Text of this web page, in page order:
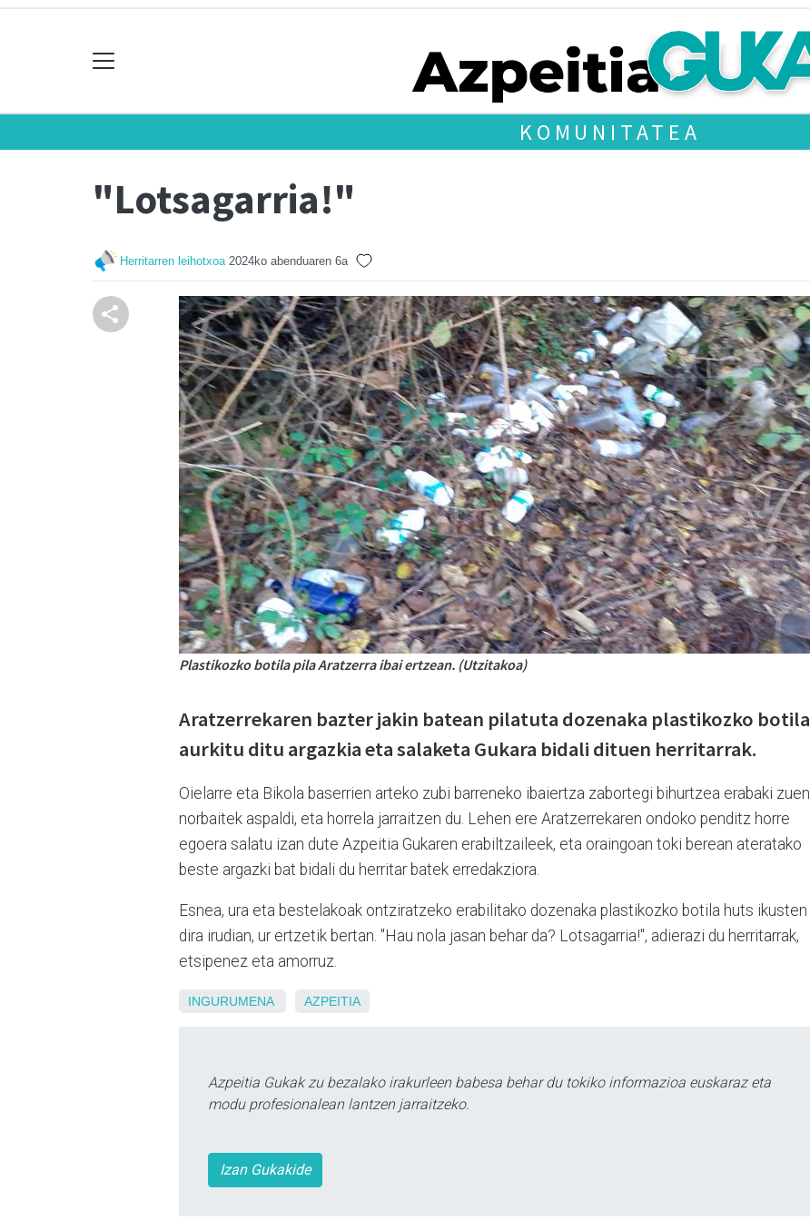
KOMUNITATEA
"Lotsagarria!"
Herritarren leihotxoa 2024ko abenduaren 6a
Plastikozko botila pila Aratzerra ibai ertzean. (Utzitakoa)
Aratzerrekaren bazter jakin batean pilatuta dozenaka plastikozko botila
aurkitu ditu argazkia eta salaketa Gukara bidali dituen herritarrak.
Oielarre eta Bikola baserrien arteko zubi barreneko ibaiertza zabortegi bihurtzea erabaki zuen
norbaitek aspaldi, eta horrela jarraitzen du. Lehen ere Aratzerrekaren ondoko penditz horre
egoera salatu izan dute Azpeitia Gukaren erabiltzaileek, eta oraingoan toki berean ateratako
beste argazki bat bidali du herritar batek erredakziora.
Esnea, ura eta bestelakoak ontziratzeko erabilitako dozenaka plastikozko botila huts ikusten
dira irudian, ur ertzetik bertan. "Hau nola jasan behar da? Lotsagarria!", adierazi du herritarrak,
etsipenez eta amorruz.
INGURUMENA AZPEITIA
Azpeitia Gukak zu bezalako irakurleen babesa behar du tokiko informazioa euskaraz eta
modu profesionalean lantzen jarraitzeko.
Izan Gukakide